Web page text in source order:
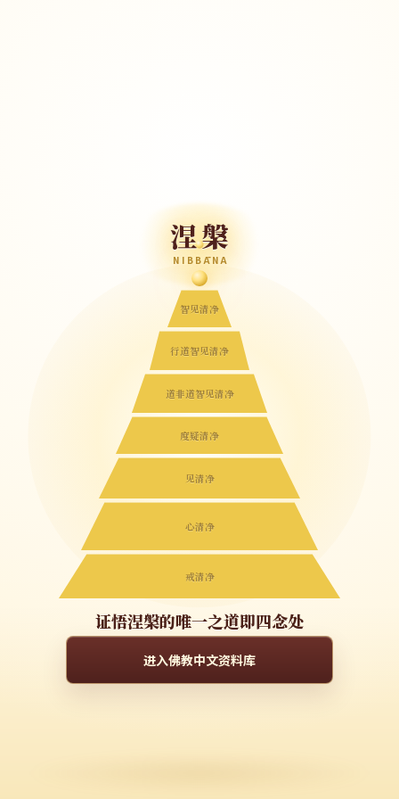
涅槃
NIBBĀNA
智见清净
行道智见清净
道非道智见清净
度疑清净
见清净
心清净
戒清净
证悟涅槃的唯一之道即四念处
进入佛教中文资料库